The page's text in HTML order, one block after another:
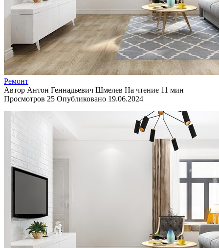
Ремонт
Автор Антон Геннадьевич Шмелев На чтение 11 мин
Просмотров 25 Опубликовано 19.06.2024